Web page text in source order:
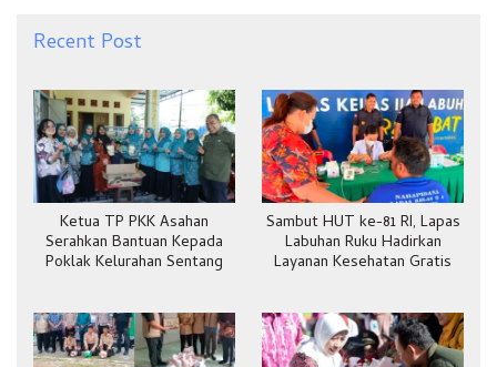
Recent Post
Ketua TP PKK Asahan
Serahkan Bantuan Kepada
Poklak Kelurahan Sentang
Sambut HUT ke-81 RI, Lapas
Labuhan Ruku Hadirkan
Layanan Kesehatan Gratis